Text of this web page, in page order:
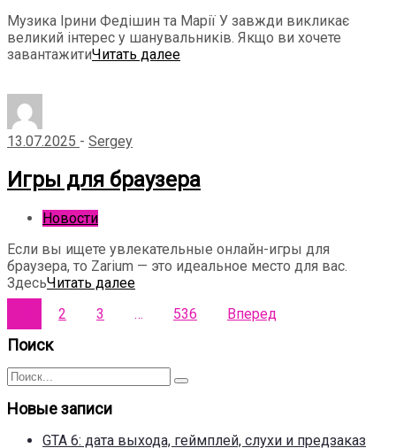
Музика Ірини Федішин та Марії У завжди викликає
великий інтерес у шанувальників. Якщо ви хочете
завантажитиЧитать далее
13.07.2025 - Sergey
Игры для браузера
Новости
Если вы ищете увлекательные онлайн-игры для
браузера, то Zarium — это идеальное место для вас.
ЗдесьЧитать далее
Пагинация
записей
2 3 … 536 Вперед
Поиск
Поиск
для:
Поиск
Новые записи
GTA 6: дата выхода, геймплей, слухи и предзаказ